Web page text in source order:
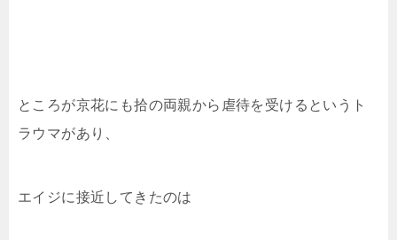
ところが京花にも拾の両親から虐待を受けるというト
ラウマがあり、
エイジに接近してきたのは